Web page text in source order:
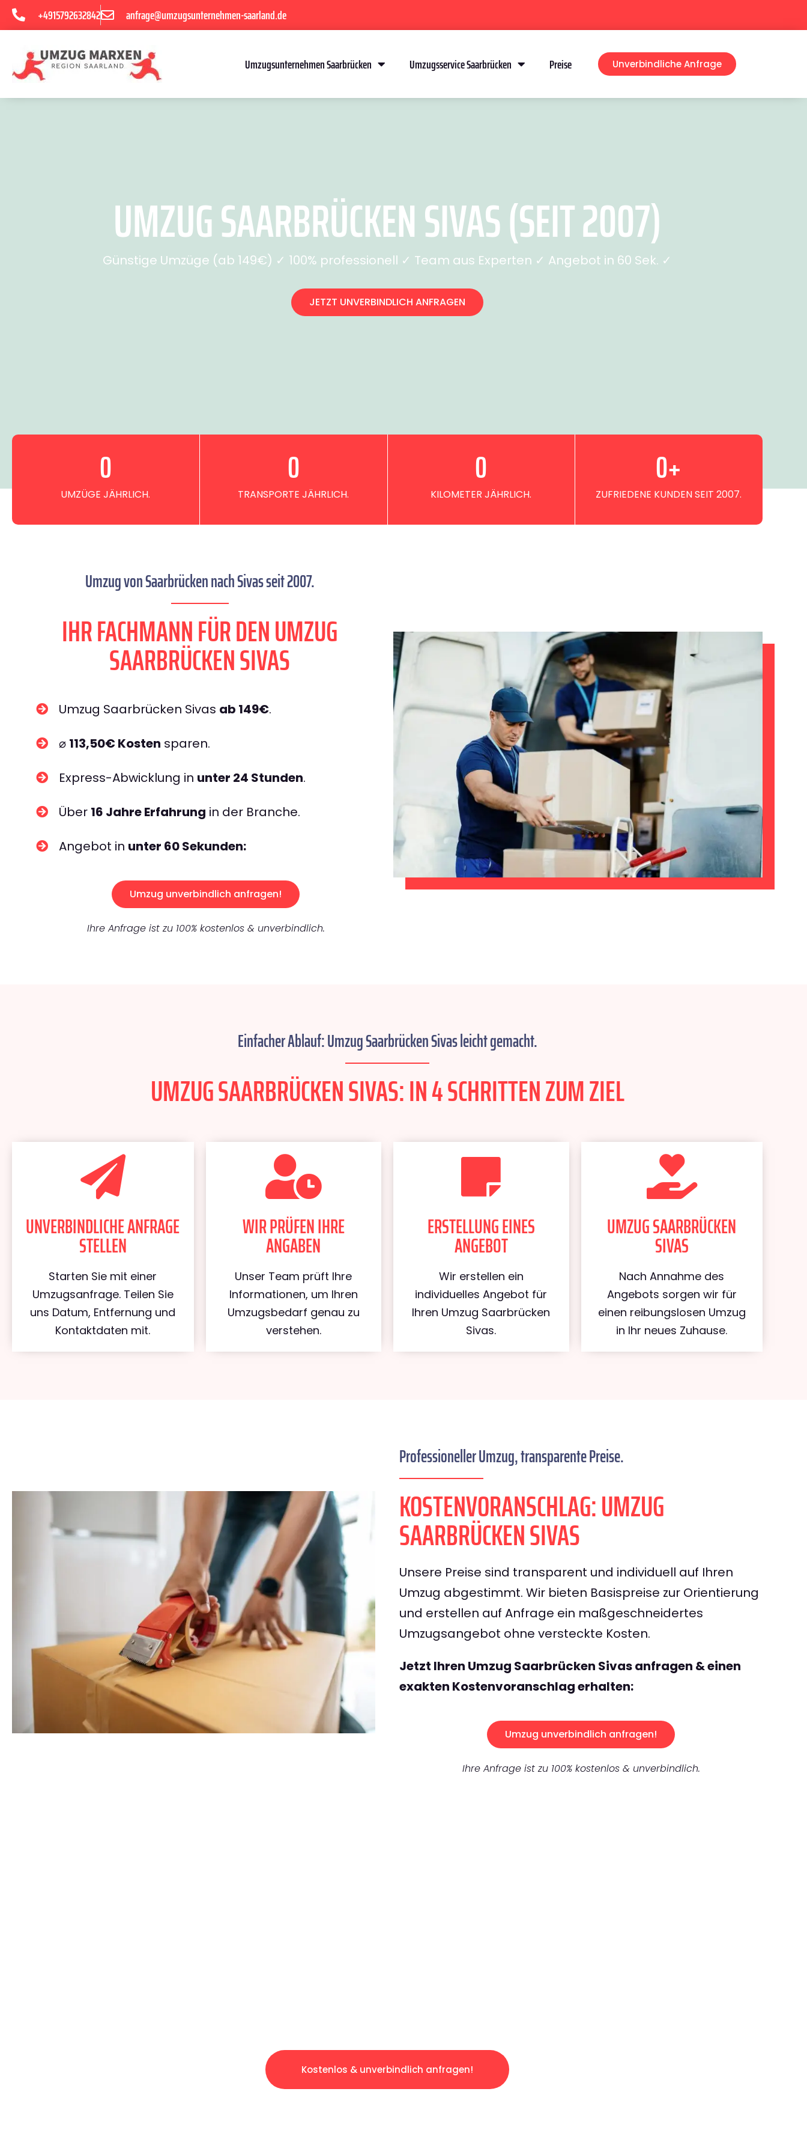
+4915792632842 anfrage@umzugsunternehmen-saarland.de
Umzugsunternehmen Saarbrücken Umzugsservice Saarbrücken Preise Unverbindliche Anfrage
UMZUG SAARBRÜCKEN SIVAS (SEIT 2007)
Günstige Umzüge (ab 149€) ✓ 100% professionell ✓ Team aus Experten ✓ Angebot in 60 Sek. ✓
JETZT UNVERBINDLICH ANFRAGEN
UMZÜGE JÄHRLICH.
0
TRANSPORTE JÄHRLICH.
0
KILOMETER JÄHRLICH.
0
ZUFRIEDENE KUNDEN SEIT 2007.
0+
Umzug von Saarbrücken nach Sivas seit 2007.
IHR FACHMANN FÜR DEN UMZUG
SAARBRÜCKEN SIVAS
Umzug Saarbrücken Sivas ab 149€.
⌀ 113,50€ Kosten sparen.
Express-Abwicklung in unter 24 Stunden.
Über 16 Jahre Erfahrung in der Branche.
Angebot in unter 60 Sekunden:
Umzug unverbindlich anfragen!
Ihre Anfrage ist zu 100% kostenlos & unverbindlich.
Einfacher Ablauf: Umzug Saarbrücken Sivas leicht gemacht.
UMZUG SAARBRÜCKEN SIVAS: IN 4 SCHRITTEN ZUM ZIEL
UNVERBINDLICHE ANFRAGE
STELLEN
Starten Sie mit einer
Umzugsanfrage. Teilen Sie
uns Datum, Entfernung und
Kontaktdaten mit.
WIR PRÜFEN IHRE
ANGABEN
Unser Team prüft Ihre
Informationen, um Ihren
Umzugsbedarf genau zu
verstehen.
ERSTELLUNG EINES
ANGEBOT
Wir erstellen ein
individuelles Angebot für
Ihren Umzug Saarbrücken
Sivas.
UMZUG SAARBRÜCKEN
SIVAS
Nach Annahme des
Angebots sorgen wir für
einen reibungslosen Umzug
in Ihr neues Zuhause.
Professioneller Umzug, transparente Preise.
KOSTENVORANSCHLAG: UMZUG
SAARBRÜCKEN SIVAS
Unsere Preise sind transparent und individuell auf Ihren
Umzug abgestimmt. Wir bieten Basispreise zur Orientierung
und erstellen auf Anfrage ein maßgeschneidertes
Umzugsangebot ohne versteckte Kosten.
Jetzt Ihren Umzug Saarbrücken Sivas anfragen & einen
exakten Kostenvoranschlag erhalten:
Umzug unverbindlich anfragen!
Ihre Anfrage ist zu 100% kostenlos & unverbindlich.
Kostenlos & unverbindlich anfragen!